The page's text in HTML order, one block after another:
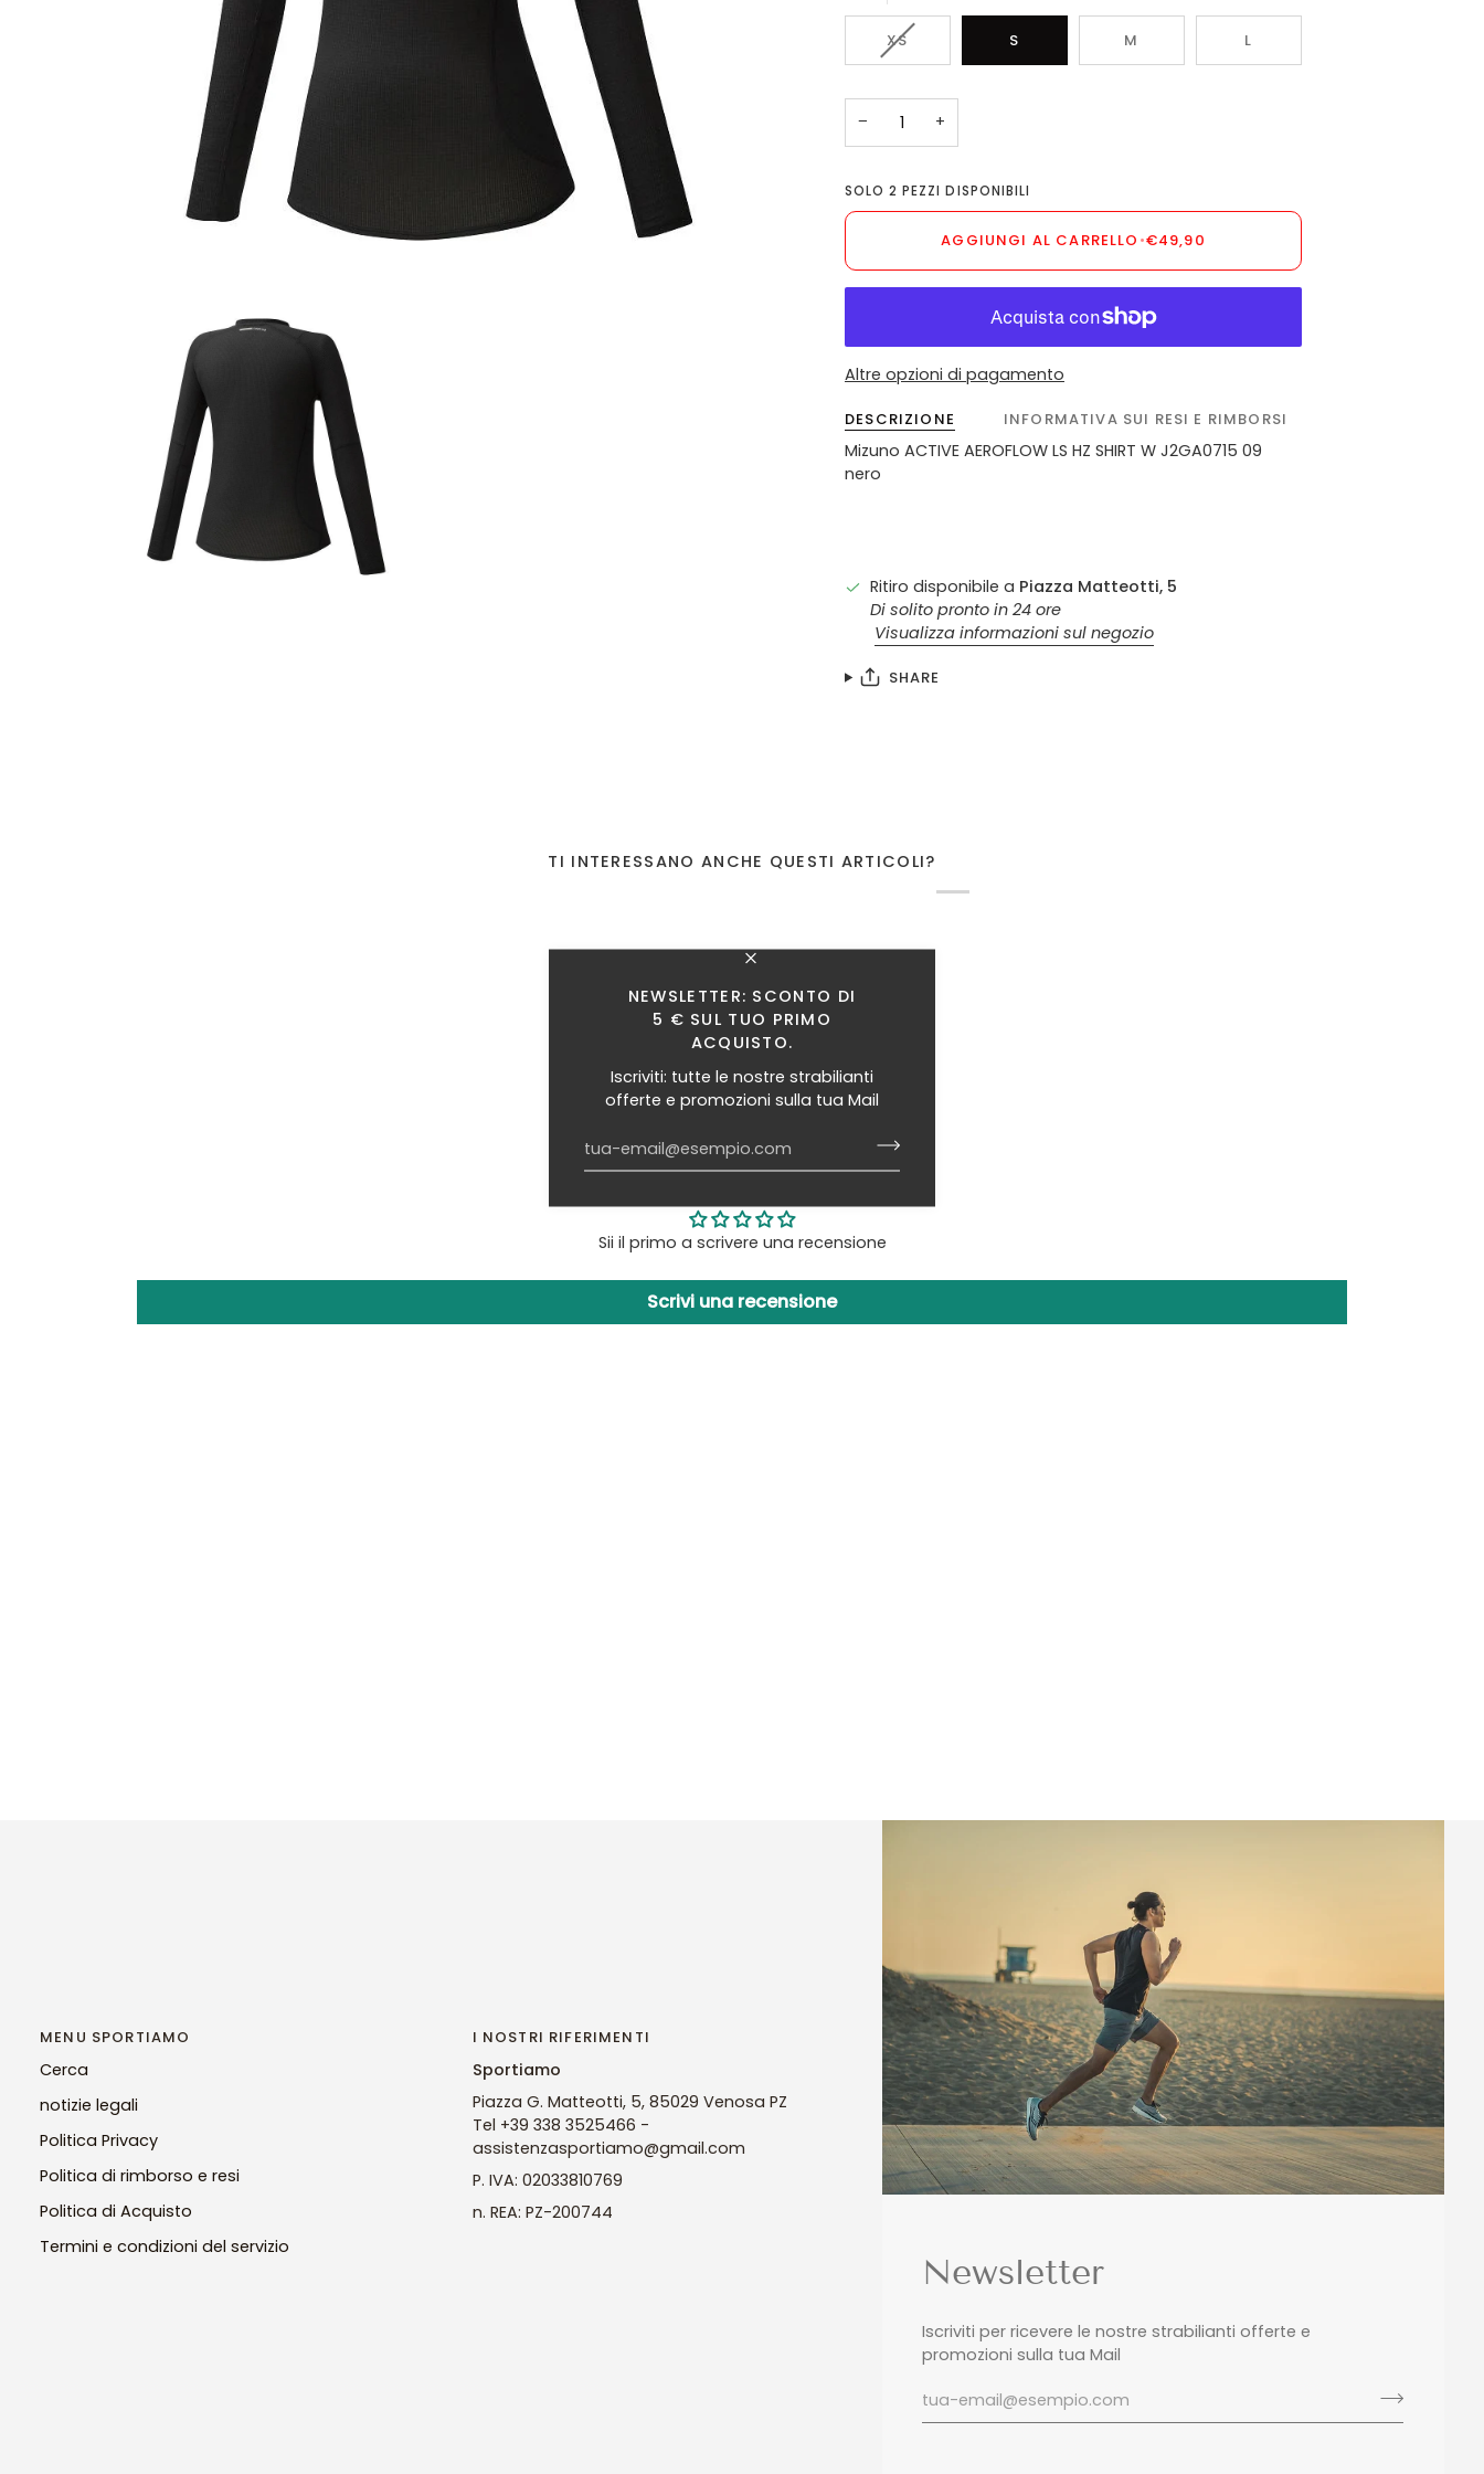
NEWSLETTER: SCONTO DI
5 € SUL TUO PRIMO
ACQUISTO.
Iscriviti: tutte le nostre strabilianti
offerte e promozioni sulla tua Mail
XSVARIANTE
ESAURITA
NON
DISPONIBILE
S M L
− +
SOLO2 PEZZI DISPONIBILI
AGGIUNGI AL CARRELLO •€49,90
Altre opzioni di pagamento
DESCRIZIONE INFORMATIVA SUI RESI E RIMBORSI
Mizuno ACTIVE AEROFLOW LS HZ SHIRT W J2GA0715 09
nero
Ritiro disponibile a Piazza Matteotti, 5
Di solito pronto in 24 ore
Visualizza informazioni sul negozio
SHARE
TI INTERESSANO ANCHE QUESTI ARTICOLI?
Recensioni Clienti
Sii il primo a scrivere una recensione
Scrivi una recensione
Newsletter
Iscriviti per ricevere le nostre strabilianti offerte e
promozioni sulla tua Mail
MENU SPORTIAMO
Cerca
notizie legali
Politica Privacy
Politica di rimborso e resi
Politica di Acquisto
Termini e condizioni del servizio
I NOSTRI RIFERIMENTI
Sportiamo
Piazza G. Matteotti, 5, 85029 Venosa PZ
Tel +39 338 3525466 -
assistenzasportiamo@gmail.com
P. IVA: 02033810769
n. REA: PZ-200744